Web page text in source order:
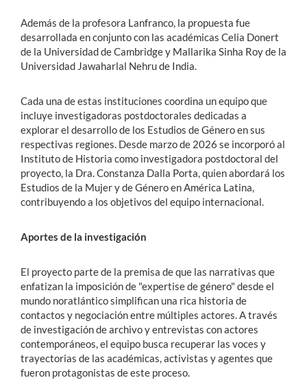
Además de la profesora Lanfranco, la propuesta fue
desarrollada en conjunto con las académicas Celia Donert
de la Universidad de Cambridge y Mallarika Sinha Roy de la
Universidad Jawaharlal Nehru de India.
Cada una de estas instituciones coordina un equipo que
incluye investigadoras postdoctorales dedicadas a
explorar el desarrollo de los Estudios de Género en sus
respectivas regiones. Desde marzo de 2026 se incorporó al
Instituto de Historia como investigadora postdoctoral del
proyecto, la Dra. Constanza Dalla Porta, quien abordará los
Estudios de la Mujer y de Género en América Latina,
contribuyendo a los objetivos del equipo internacional.
Aportes de la investigación
El proyecto parte de la premisa de que las narrativas que
enfatizan la imposición de "expertise de género" desde el
mundo noratlántico simplifican una rica historia de
contactos y negociación entre múltiples actores. A través
de investigación de archivo y entrevistas con actores
contemporáneos, el equipo busca recuperar las voces y
trayectorias de las académicas, activistas y agentes que
fueron protagonistas de este proceso.